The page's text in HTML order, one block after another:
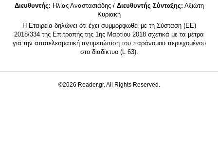
Διευθυντής: Ηλίας Αναστασιάδης / Διευθυντής Σύνταξης: Αξιώτη
Κυριακή
Η Εταιρεία δηλώνει ότι έχει συμμορφωθεί με τη Σύσταση (ΕΕ)
2018/334 της Επιτροπής της 1ης Μαρτίου 2018 σχετικά με τα μέτρα
για την αποτελεσματική αντιμετώπιση του παράνομου περιεχομένου
στο διαδίκτυο (L 63).
©2026 Reader.gr. All Rights Reserved.